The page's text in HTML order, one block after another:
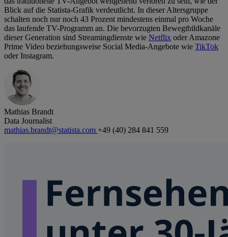
Blick auf die Statista-Grafik verdeutlicht. In dieser Altersgruppe
schalten noch nur noch 43 Prozent mindestens einmal pro Woche
das laufende TV-Programm an. Die bevorzugten Bewegtbildkanäle
dieser Generation sind Streamingdienste wie Netflix oder Amazone
Prime Video beziehungsweise Social Media-Angebote wie TikTok
oder Instagram.
Mathias Brandt
Data Journalist
mathias.brandt@statista.com +49 (40) 284 841 559